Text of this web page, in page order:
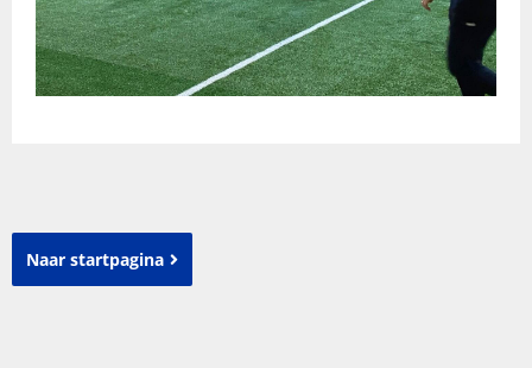
Naar startpagina